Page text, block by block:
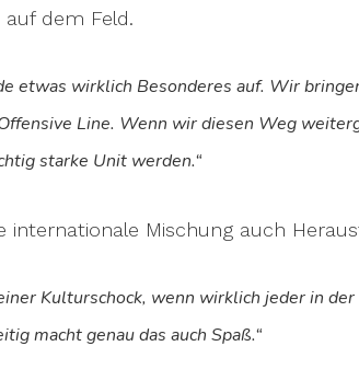
auf dem Feld.
etwas wirklich Besonderes auf. Wir
Line. Wenn wir diesen Weg
starke Unit werden.“
internationale Mischung auch
Kulturschock, wenn wirklich jeder in
macht genau das auch Spaß.“